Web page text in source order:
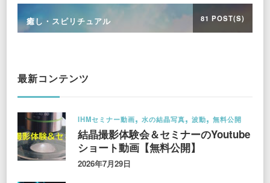
癒し・スピリチュアル 81 POST(S)
最新コンテンツ
IHMセミナー動画 水の結晶写真 波動 無料公開
結晶撮影体験会＆セミナーのYoutube
ショート動画【無料公開】
2026年7月29日